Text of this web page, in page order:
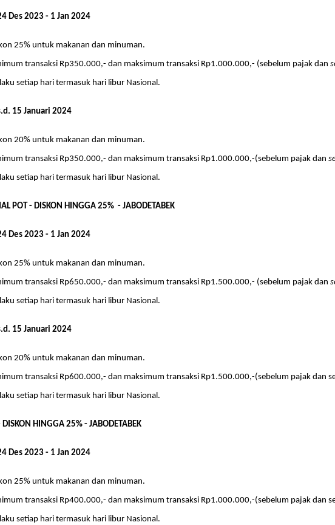
Des 2023 - 1 Jan 2024
25% untuk makanan dan minuman.
transaksi Rp350.000,- dan maksimum transaksi Rp1.000.000,- (sebelum pajak dan
setiap hari termasuk hari libur Nasional.
15 Januari 2024
20% untuk makanan dan minuman.
transaksi Rp350.000,- dan maksimum transaksi Rp1.000.000,-(sebelum pajak dan
setiap hari termasuk hari libur Nasional.
POT - DISKON HINGGA 25% - JABODETABEK
Des 2023 - 1 Jan 2024
25% untuk makanan dan minuman.
transaksi Rp650.000,- dan maksimum transaksi Rp1.500.000,- (sebelum pajak dan
setiap hari termasuk hari libur Nasional.
15 Januari 2024
20% untuk makanan dan minuman.
transaksi Rp600.000,- dan maksimum transaksi Rp1.500.000,-(sebelum pajak dan
setiap hari termasuk hari libur Nasional.
HINGGA 25% - JABODETABEK
Des 2023 - 1 Jan 2024
25% untuk makanan dan minuman.
transaksi Rp400.000,- dan maksimum transaksi Rp1.000.000,-(sebelum pajak dan
setiap hari termasuk hari libur Nasional.